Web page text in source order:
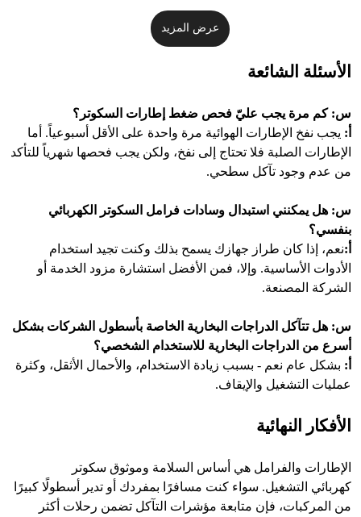
عرض المزيد
الأسئلة الشائعة
س: كم مرة يجب عليّ فحص ضغط إطارات السكوتر؟
أ: يجب نفخ الإطارات الهوائية مرة واحدة على الأقل أسبوعياً. أما
الإطارات الصلبة فلا تحتاج إلى نفخ، ولكن يجب فحصها شهرياً للتأكد
من عدم وجود تآكل سطحي.
س: هل يمكنني استبدال وسادات فرامل السكوتر الكهربائي
بنفسي؟
أ:نعم، إذا كان طراز جهازك يسمح بذلك وكنت تجيد استخدام
الأدوات الأساسية. وإلا، فمن الأفضل استشارة مزود الخدمة أو
الشركة المصنعة.
س: هل تتآكل الدراجات البخارية الخاصة بأسطول الشركات بشكل
أسرع من الدراجات البخارية للاستخدام الشخصي؟
أ: بشكل عام نعم - بسبب زيادة الاستخدام، والأحمال الأثقل، وكثرة
عمليات التشغيل والإيقاف.
الأفكار النهائية
الإطارات والفرامل هي أساس السلامة وموثوق سكوتر
كهربائي التشغيل. سواء كنت مسافرًا بمفردك أو تدير أسطولًا كبيرًا
من المركبات، فإن متابعة مؤشرات التآكل تضمن رحلات أكثر